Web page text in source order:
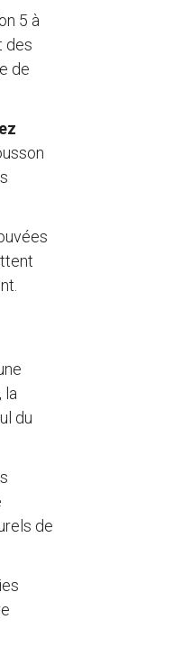
5 à
des
de
la
du
de